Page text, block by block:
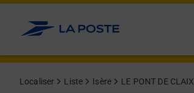
Allez au contenu
Localiser Liste Isère LE PONT DE CLAIX
Day of the WeekHours
Get directions to La Poste at 9 PLACE
lien s'ouvre dans un nouvel onglet